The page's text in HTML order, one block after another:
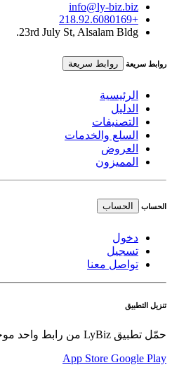
info@ly-biz.biz
+218.92.6080169
23rd July St, Alsalam Bldg.
روابط سريعة روابط سريعة
الرئيسية
الدليل
التصنيفات
السلع والخدمات
العروض
المميزون
الحساب الحساب
دخول
تسجيل
تواصل معنا
تنزيل التطبيق
حمّل تطبيق LyBiz من رابط واحد موحد لكل المتاجر وابدأ بتصفح الدليل والعروض والسلع بسهولة.
App Store Google Play